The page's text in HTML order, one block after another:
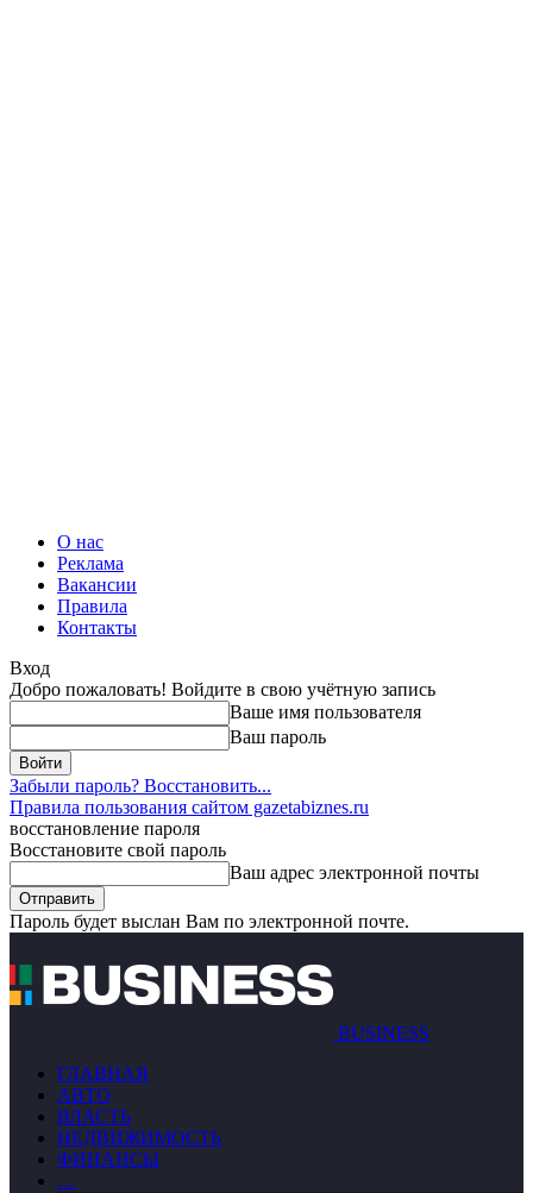
О нас
Реклама
Вакансии
Правила
Контакты
Вход
Добро пожаловать! Войдите в свою учётную запись
Ваше имя пользователя
Ваш пароль
Забыли пароль? Восстановить...
Правила пользования сайтом gazetabiznes.ru
восстановление пароля
Восстановите свой пароль
Ваш адрес электронной почты
Пароль будет выслан Вам по электронной почте.
BUSINESS
ГЛАВНАЯ
АВТО
ВЛАСТЬ
НЕДВИЖИМОСТЬ
ФИНАНСЫ
…